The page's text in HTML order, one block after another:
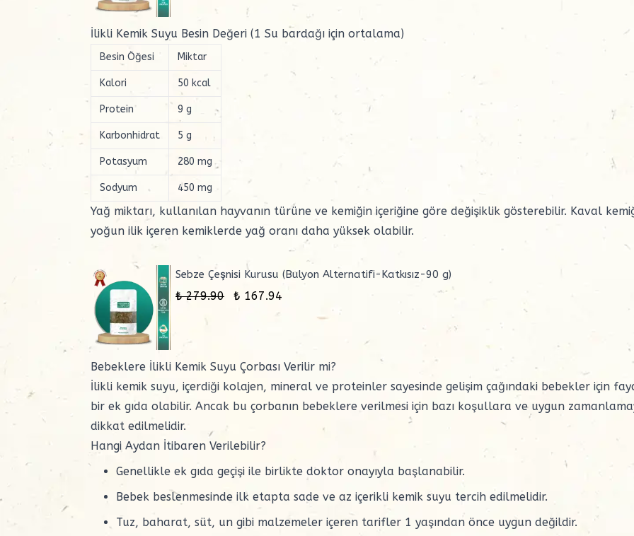
İlikli Kemik Suyu Besin Değeri (1 Su bardağı için ortalama)
Besin Öğesi Miktar
Kalori 50 kcal
Protein 9 g
Karbonhidrat 5 g
Potasyum 280 mg
Sodyum 450 mg
Yağ miktarı, kullanılan hayvanın türüne ve kemiğin içeriğine göre değişiklik gösterebilir. Kaval
yoğun ilik içeren kemiklerde yağ oranı daha yüksek olabilir.
Sebze Çeşnisi Kurusu (Bulyon Alternatifi-Katkısız-90 g)
₺ 279.90 ₺ 167.94
Bebeklere İlikli Kemik Suyu Çorbası Verilir mi?
İlikli kemik suyu, içerdiği kolajen, mineral ve proteinler sayesinde gelişim çağındaki bebekler için
bir ek gıda olabilir. Ancak bu çorbanın bebeklere verilmesi için bazı koşullara ve uygun
dikkat edilmelidir.
Hangi Aydan İtibaren Verilebilir?
Genellikle ek gıda geçişi ile birlikte doktor onayıyla başlanabilir.
Bebek beslenmesinde ilk etapta sade ve az içerikli kemik suyu tercih edilmelidir.
Tuz, baharat, süt, un gibi malzemeler içeren tarifler 1 yaşından önce uygun değildir.